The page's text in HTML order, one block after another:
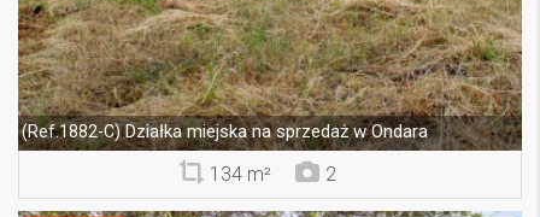
(Ref.1882-C)Działka miejska na sprzedaż w Ondara
134 m² 2